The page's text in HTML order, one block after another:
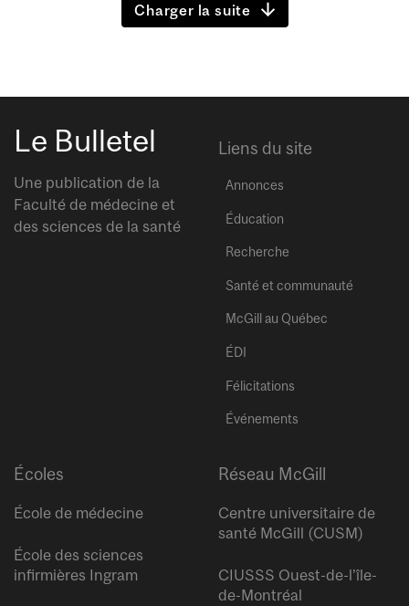
Charger la suite
Le Bulletel
Une publication de la
Faculté de médecine et
des sciences de la santé
Liens du site
Annonces
Éducation
Recherche
Santé et communauté
McGill au Québec
ÉDI
Félicitations
Événements
Écoles
École de médecine
École des sciences
infirmières Ingram
Réseau McGill
Centre universitaire de
santé McGill (CUSM)
CIUSSS Ouest-de-l’île-
de-Montréal